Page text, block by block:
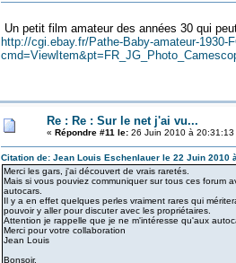
Un petit film amateur des années 30 qui
http://cgi.ebay.fr/Pathe-Baby-amateur-1930-
Re : Re : Sur le net j'ai vu...
« Répondre #11 le:26 Juin 2010 à 20:31:13
Citation de: Jean Louis Eschenlauer le 22 Juin 2010
Merci les gars, j'ai découvert de vrais raretés.
Mais si vous pouviez communiquer sur tous ces forum
autocars.
Il y a en effet quelques perles vraiment rares qui
pouvoir y aller pour discuter avec les propriétaires.
Attention je rappelle que je ne m'intéresse qu'aux
Merci pour votre collaboration
Jean Louis
Bonsoir.